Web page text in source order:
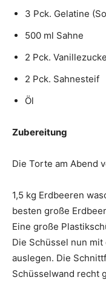
3 Pck. Gelatine
500 ml Sahne
2 Pck.
2 Pck. Sahnesteif
Öl
Zubereitung
Die Torte am Abend
1,5 kg Erdbeeren
besten große
Eine große
Die Schüssel nun
auslegen. Die
Schüsselwand recht